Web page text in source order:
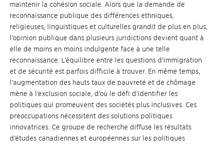
maintenir la cohésion sociale. Alors que la demande de
reconnaissance publique des différences ethniques,
religieuses, linguistiques et culturelles grandit de plus en plus,
l’opinion publique dans plusieurs juridictions devient quant à
elle de moins en moins indulgente face à une telle
reconnaissance. L’équilibre entre les questions d’immigration
et de sécurité est parfois difficile à trouver. En même temps,
l’augmentation des hauts taux de pauvreté et de chômage
mène à l’exclusion sociale, d’où le défi d’identifier les
politiques qui promeuvent des sociétés plus inclusives. Ces
préoccupations nécessitent des solutions politiques
innovatrices. Ce groupe de recherche diffuse les résultats
d’études canadiennes et européennes sur les politiques